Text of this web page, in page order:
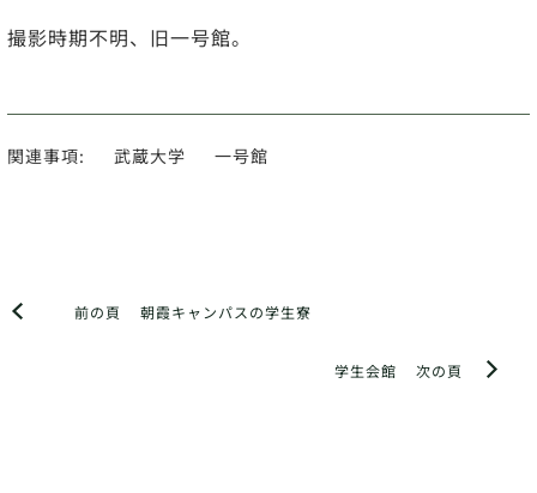
撮影時期不明、旧一号館。
関連事項: 武蔵大学 一号館
前の頁 朝霞キャンパスの学生寮
次の頁
学生会館